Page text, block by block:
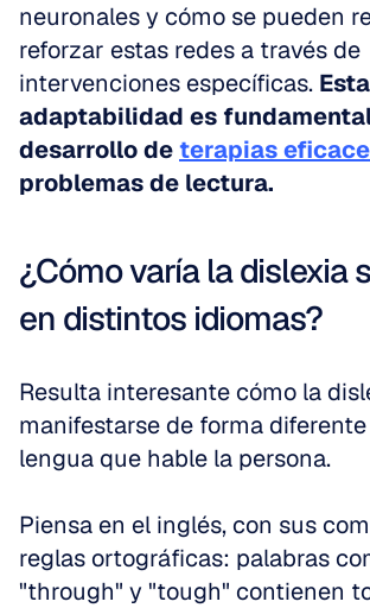
neuronales y cómo se pueden
reforzar estas redes a través de
intervenciones específicas. Esta
adaptabilidad es
desarrollo de terapias
problemas de lectura.
¿Cómo varía la dislexia
en distintos idiomas?
Resulta interesante cómo la
manifestarse de forma
lengua que hable la persona.
Piensa en el inglés, con sus
reglas ortográficas: palabras
"through" y "tough" contienen